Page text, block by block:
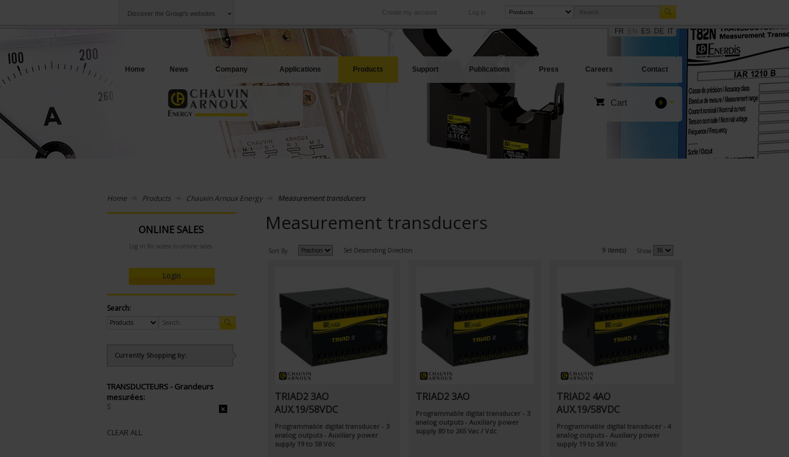
Discover the Group's websites Log in
Create my account
Companies
An offering to serve your needs
International
Our subsidiaries abroad
Product sites
Our best offers
FR ES DE IT
Home News Company Applications Products Support Publications Press Careers Contact
Cart 0
Home Products Chauvin Arnoux Energy Measurement transducers
ONLINE SALES
Log in for access to online sales.
Login
Search:
Currently Shopping by:
TRANSDUCTEURS - Grandeurs
mesurées:
S
CLEAR ALL
Measurement transducers
Sort By Set Descending Direction 9 item(s) Show
TRIAD2 3AO
AUX.19/58VDC
Programmable digital transducer - 3
analog outputs - Auxiliary power
supply 19 to 58 Vdc
TRIAD2 3AO
Programmable digital transducer - 3
analog outputs - Auxiliary power
supply 80 to 265 Vac / Vdc
TRIAD2 4AO
AUX.19/58VDC
Programmable digital transducer - 4
analog outputs - Auxiliary power
supply 19 to 58 Vdc